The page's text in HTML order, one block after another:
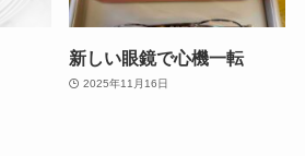
新しい眼鏡で心機一転
2025年11月16日